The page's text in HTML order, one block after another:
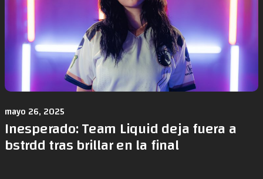
mayo 26, 2025
Inesperado: Team Liquid deja fuera a
bstrdd tras brillar en la final